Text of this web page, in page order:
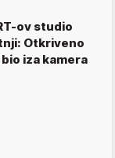
ov studio
Otkriveno
iza kamera